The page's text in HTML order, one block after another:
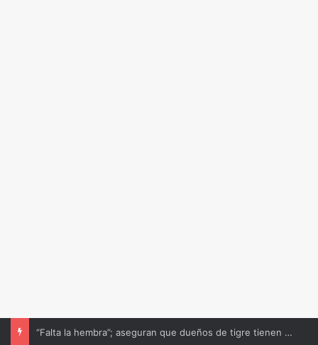
“Falta la hembra”; aseguran que dueños de tigre tienen otro ejemplar